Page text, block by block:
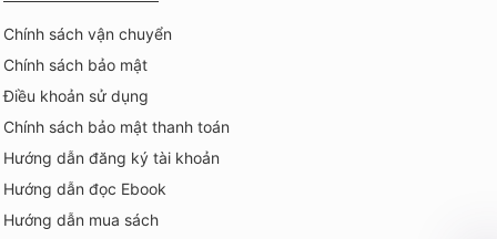
Chính sách vận chuyển
Chính sách bảo mật
Điều khoản sử dụng
Chính sách bảo mật thanh toán
Hướng dẫn đăng ký tài khoản
Hướng dẫn đọc Ebook
Hướng dẫn mua sách